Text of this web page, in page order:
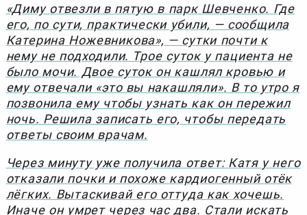
«Диму отвезли в пятую в парк Шевченко. Где
его, по сути, практически убили, — сообщила
Катерина Ножевникова», — сутки почти к
нему не подходили. Трое суток у пациента не
было мочи. Двое суток он кашлял кровью и
ему отвечали «это вы накашляли». В то утро я
позвонила ему чтобы узнать как он пережил
ночь. Решила записать его, чтобы передать
ответы своим врачам.
Через минуту уже получила ответ: Катя у него
отказали почки и похоже кардиогенный отёк
лёгких. Вытаскивай его оттуда как хочешь.
Иначе он умрет через час два. Стали искать